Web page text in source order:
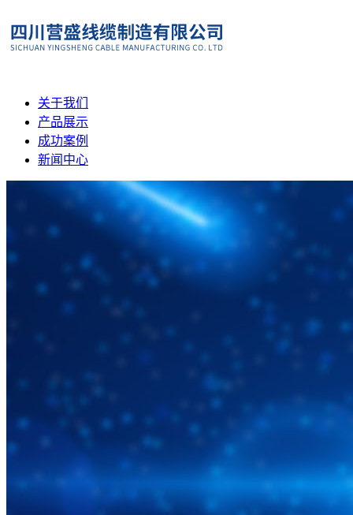
关于我们
产品展示
成功案例
新闻中心